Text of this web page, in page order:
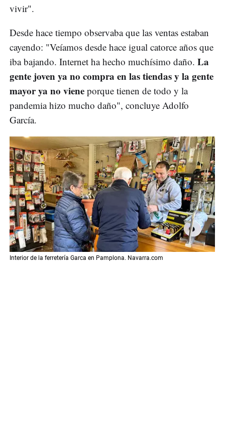
vivir".
Desde hace tiempo observaba que las ventas estaban
cayendo: "Veíamos desde hace igual catorce años que
iba bajando. Internet ha hecho muchísimo daño. La
gente joven ya no compra en las tiendas y la gente
mayor ya no viene porque tienen de todo y la
pandemia hizo mucho daño", concluye Adolfo
García.
Interior de la ferretería Garca en Pamplona. Navarra.com